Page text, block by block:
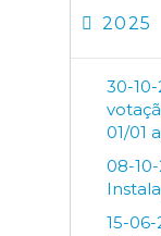
2025
30-10-
01/01
08-
15-